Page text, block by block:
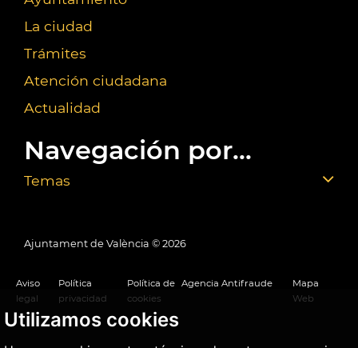
Utilizamos cookies
La ciudad
Trámites
Atención ciudadana
Actualidad
Navegación por...
Temas
Ajuntament de València © 2026
Aviso
legal
Política
privacidad
Política de
cookies
Agencia Antifraude
Mapa
Web